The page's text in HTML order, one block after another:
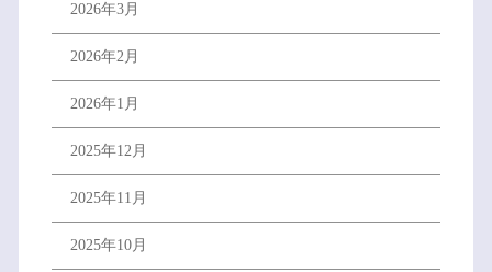
2026年3月
2026年2月
2026年1月
2025年12月
2025年11月
2025年10月